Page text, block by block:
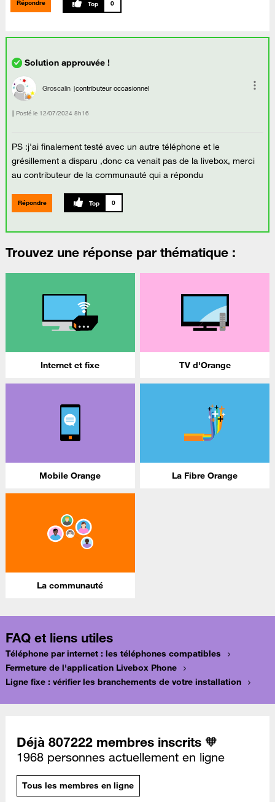
Répondre 0
Groscalin contributeur occasionnel
Posté le ‎12/07/2024 8h16
PS :j'ai finalement testé avec un autre téléphone et le
grésillement a disparu ,donc ca venait pas de la livebox, merci
au contributeur de la communauté qui a répondu
Répondre 0
Trouvez une réponse par thématique :
Internet et fixe TV d'Orange
Mobile Orange La Fibre Orange
La communauté
FAQ et liens utiles
Téléphone par internet : les téléphones compatibles
Fermeture de l'application Livebox Phone
Ligne fixe : vérifier les branchements de votre installation
Déjà 807222 membres inscrits 🧡
1968 personnes actuellement en ligne
Tous les membres en ligne